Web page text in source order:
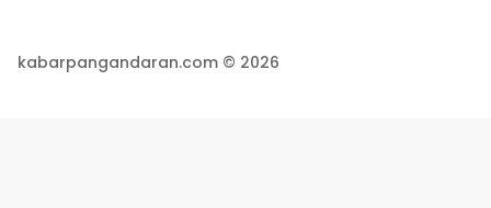
kabarpangandaran.com © 2026